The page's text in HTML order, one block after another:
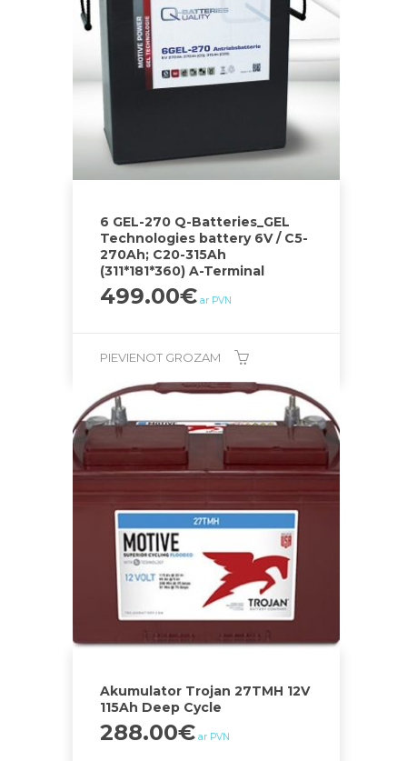
6 GEL-270 Q-Batteries_GEL
Technologies battery 6V / C5-
270Ah; C20-315Ah
(311*181*360) A-Terminal
499.00€ ar PVN
PIEVIENOT GROZAM
Akumulator Trojan 27TMH 12V
115Ah Deep Cycle
288.00€ ar PVN